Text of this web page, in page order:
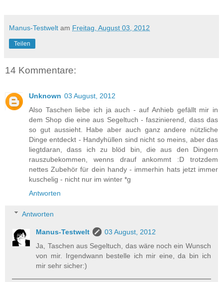
Manus-Testwelt am Freitag, August 03, 2012
Teilen
14 Kommentare:
Unknown 03 August, 2012
Also Taschen liebe ich ja auch - auf Anhieb gefällt mir in
dem Shop die eine aus Segeltuch - faszinierend, dass das
so gut aussieht. Habe aber auch ganz andere nützliche
Dinge entdeckt - Handyhüllen sind nicht so meins, aber das
liegtdaran, dass ich zu blöd bin, die aus den Dingern
rauszubekommen, wenns drauf ankommt :D trotzdem
nettes Zubehör für dein handy - immerhin hats jetzt immer
kuschelig - nicht nur im winter *g
Antworten
Antworten
Manus-Testwelt
03 August, 2012
Ja, Taschen aus Segeltuch, das wäre noch ein Wunsch
von mir. Irgendwann bestelle ich mir eine, da bin ich
mir sehr sicher:)